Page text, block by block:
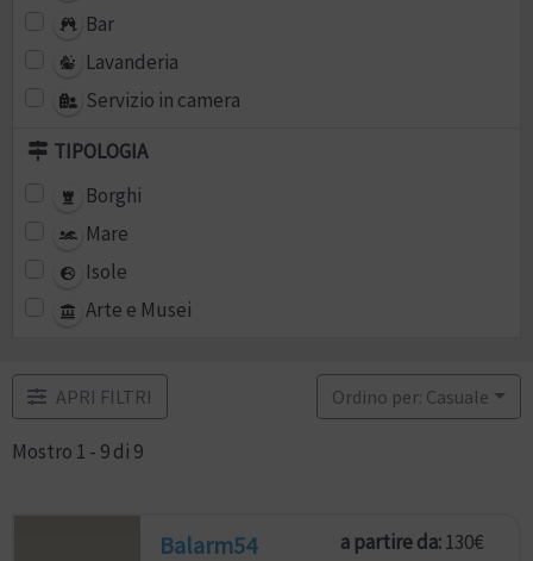
Bar
Lavanderia
Servizio in camera
TIPOLOGIA
Borghi
Mare
Isole
Arte e Musei
APRI FILTRI
Mostro 1 - 9 di 9
Ordino per: Casuale
Balarm54 a partire da:130€